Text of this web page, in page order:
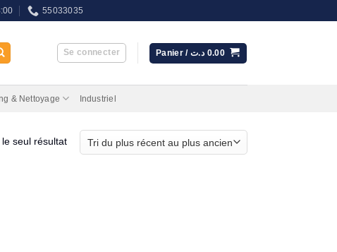
55033035
Se connecter Panier / 0.00 د.ت
& Nettoyage Industriel
le seul résultat